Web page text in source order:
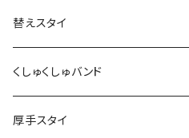
替えスタイ
くしゅくしゅバンド
厚手スタイ